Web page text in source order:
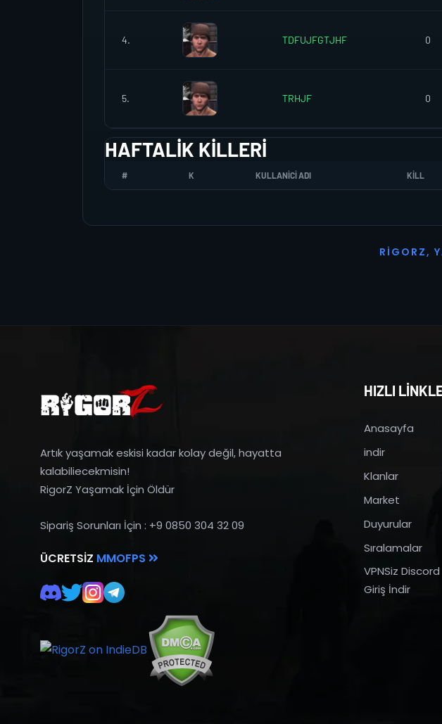
4. TDFUJFGTJHF 0
5. TRHJF 0
HAFTALIK KILLERI
# K KULLANICI ADI KILL
R I G O R Z, Y
Artık yaşamak eskisi kadar kolay değil, hayatta
kalabiliecekmisin!
RigorZ Yaşamak İçin Öldür
Sipariş Sorunları İçin : +9 0850 304 32 09
ÜCRETSIZ MMOFPS
HIZLI
Anasayfa
indir
Klanlar
Market
Duyurular
Sıralamalar
VPNSiz Discord
Giriş İndir